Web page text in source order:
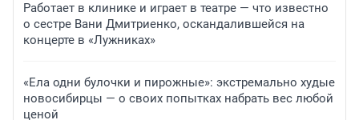
Работает в клинике и играет в театре — что известно
о сестре Вани Дмитриенко, оскандалившейся на
концерте в «Лужниках»
«Ела одни булочки и пирожные»: экстремально худые
новосибирцы — о своих попытках набрать вес любой
ценой